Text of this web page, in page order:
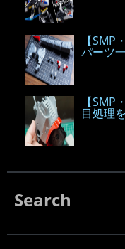
【
パーツ
【
目処理
Search